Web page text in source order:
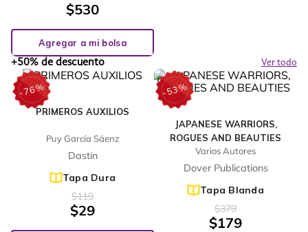
$530
Agregar a mi bolsa
+50% de descuento Ver todo
PRIMEROS AUXILIOS
Puy García Sáenz
Dastin
Tapa Dura
-76%
$119
$29
JAPANESE WARRIORS,
ROGUES AND BEAUTIES
Varios Autores
Dover Publications
Tapa Blanda
-53%
$379
$179